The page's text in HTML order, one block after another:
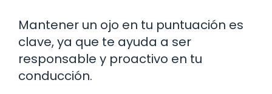
Mantener un ojo en tu puntuación es
clave, ya que te ayuda a ser
responsable y proactivo en tu
conducción.